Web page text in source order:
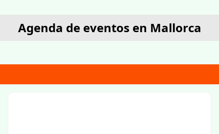
Agenda de eventos en Mallorca